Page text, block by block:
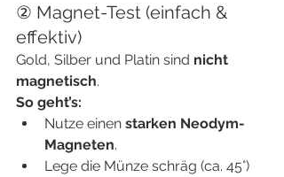
② Magnet-Test (einfach &
effektiv)
Gold, Silber und Platin sind nicht
magnetisch.
So geht’s:
Nutze einen starken Neodym-
Magneten.
Lege die Münze schräg (ca. 45°)